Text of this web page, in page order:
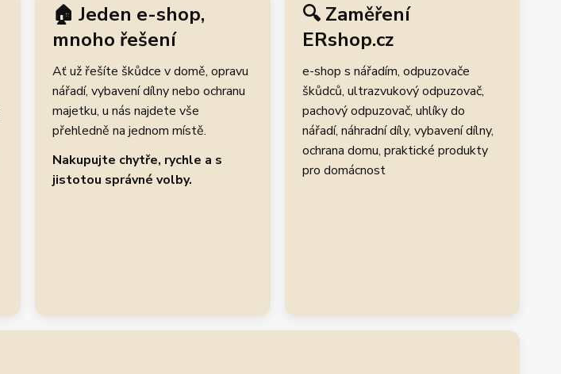
🏠 Jeden e-shop,
mnoho řešení
Ať už řešíte škůdce v domě, opravu
nářadí, vybavení dílny nebo ochranu
majetku, u nás najdete vše
přehledně na jednom místě.
Nakupujte chytře, rychle a s
jistotou správné volby.
🔍 Zaměření
ERshop.cz
e-shop s nářadím, odpuzovače
škůdců, ultrazvukový odpuzovač,
pachový odpuzovač, uhlíky do
nářadí, náhradní díly, vybavení dílny,
ochrana domu, praktické produkty
pro domácnost